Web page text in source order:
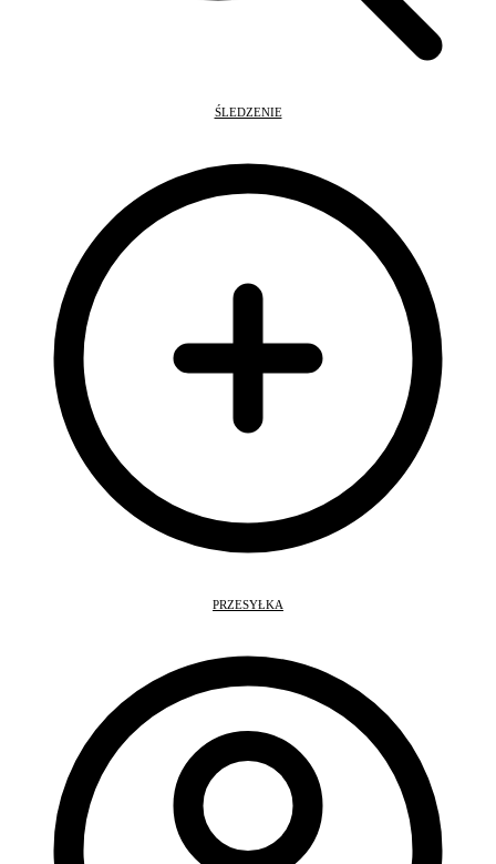
ŚLEDZENIE
PRZESYŁKA